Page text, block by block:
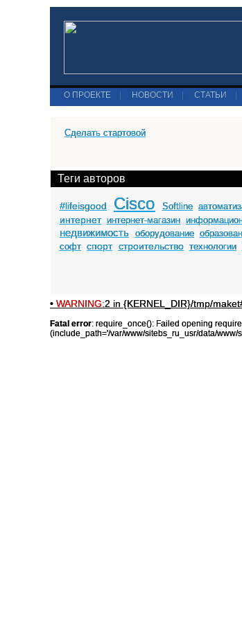
О ПРОЕКТЕ НОВОСТИ СТАТЬИ
Сделать стартовой
Теги авторов
#lifeisgood Cisco Softline
интернет интернет-магазин
недвижимость оборудование
софт спорт строительство технологии
• WARNING:2 in {KERNEL_DIR}/tmp/
Fatal error: require_once(): Failed opening
(include_path='/var/www/sitebs_ru_usr/data/www/